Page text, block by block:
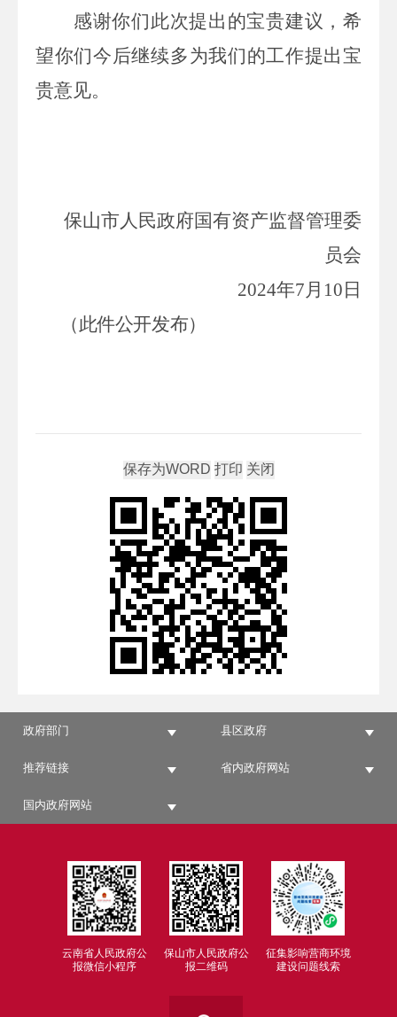
感谢你们此次提出的宝贵建议， 希
望你们今后继续多为我们的工作提出宝
贵意见。
保山市人民政府国有资产监督管理委
员会
2024年7月 10 日
（此件公开发布）
政府部门 县区政府
推荐链接 省内政府网站
国内政府网站
云南省人民政府公
报微信小程序
保山市人民政府公
报二维码
征集影响营商环境
建设问题线索